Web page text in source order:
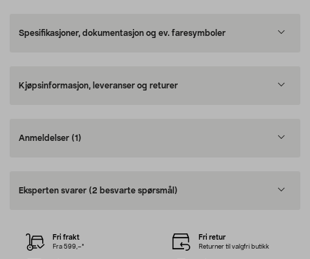
Spesifikasjoner, dokumentasjon og ev. faresymboler
Kjøpsinformasjon, leveranser og returer
Anmeldelser (1)
Eksperten svarer (2 besvarte spørsmål)
Fri frakt
Fra 599,–*
Fri retur
Returner til valgfri butikk